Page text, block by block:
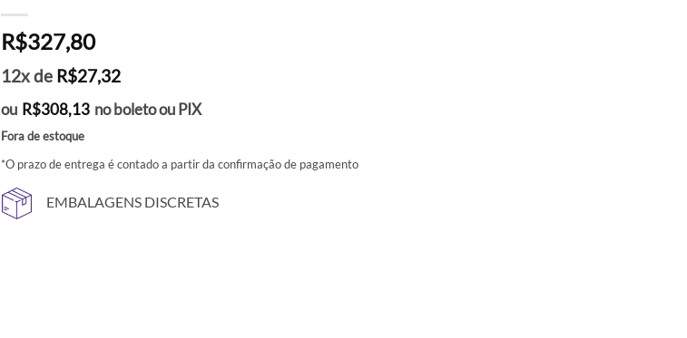
R$327,80
12x de R$27,32
ou R$308,13 no boleto ou PIX
Fora de estoque
*O prazo de entrega é contado a partir da confirmação de pagamento
EMBALAGENS DISCRETAS